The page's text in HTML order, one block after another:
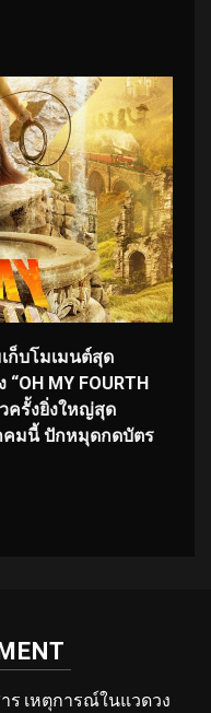
ก็บโมเมนต์สุด
MY FOURTH
วครั้งยิ่งใหญ่สุด
คมนี้ ปักหมุดกดบัตร
ร เหตุการณ์ในแวดวง